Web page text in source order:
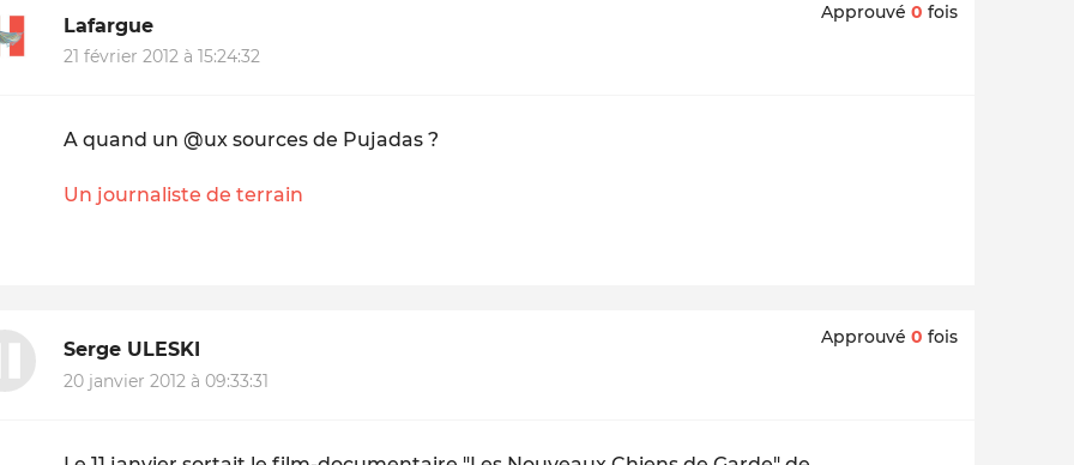
Lafargue
21 février 2012 à 15:24:32
Approuvé 0 fois
A quand un @ux sources de Pujadas ?
Un journaliste de terrain
Serge ULESKI
20 janvier 2012 à 09:33:31
Approuvé 0 fois